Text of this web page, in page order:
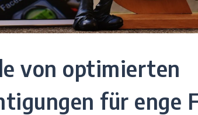
von optimierten
für enge